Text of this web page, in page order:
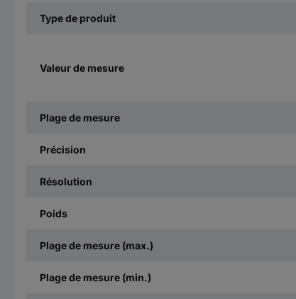
Type de produit
Valeur de mesure
Plage de mesure
Précision
Résolution
Poids
Plage de mesure (max.)
Plage de mesure (min.)